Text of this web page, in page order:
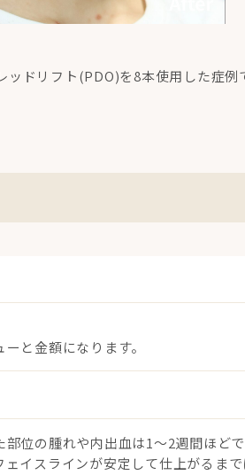
ドリフト(PDO)を8本使用した症例
と金額になります。
部位の腫れや内出血は1〜2週間ほど
イスラインが安定して仕上がるまで